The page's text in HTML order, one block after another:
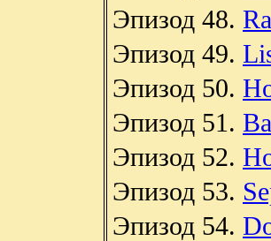
Эпизод 48.
Эпизод 49.
Эпизод 50.
Эпизод 51.
Эпизод 52.
Эпизод 53.
Эпизод 54.